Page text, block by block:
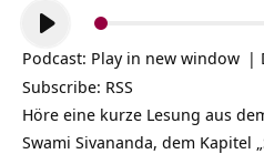
Audio-
Player
Podcast: Play in new window |
Subscribe: RSS
Höre eine kurze Lesung aus
Swami Sivananda, dem Kapitel